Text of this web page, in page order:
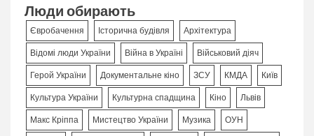
Люди обирають
Євробачення Історична будівля Архітектура
Відомі люди України Війна в Україні Військовий діяч
Герой України Документальне кіно ЗСУ КМДА Київ
Культура України Культурна спадщина Кіно Львів
Макс Кріппа Мистецтво України Музика ОУН